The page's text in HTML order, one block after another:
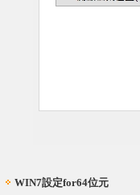
WIN7設定for64位元